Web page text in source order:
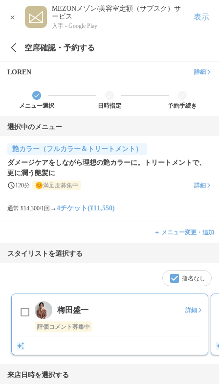
×
MEZONメゾン/美容室定額（サブスク）サ
ービス
入手 - Google Play
表示
空席確認・予約する
LOREN 詳細
メニュー選択 日時指定 予約手続き
選択中のメニュー
艶カラー（フルカラー＆トリートメント）
ダメージケアをしながら理想の艶カラーに。トリートメントで、
更に潤う艶髪に
120分 満足度募集中 詳細
通常 ¥14,300/1回 → 4チケット(¥11,550)
＋ メニュー変更・追加
スタイリストを選択する
指名なし
梅田盛一 詳細
評価コメント募集中
来店日時を選択する